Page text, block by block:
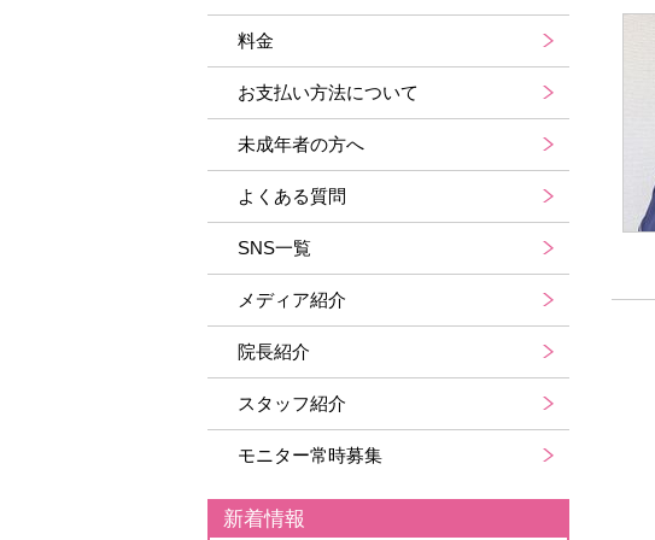
料金
お支払い方法について
未成年者の方へ
よくある質問
SNS一覧
メディア紹介
院長紹介
スタッフ紹介
モニター常時募集
新着情報